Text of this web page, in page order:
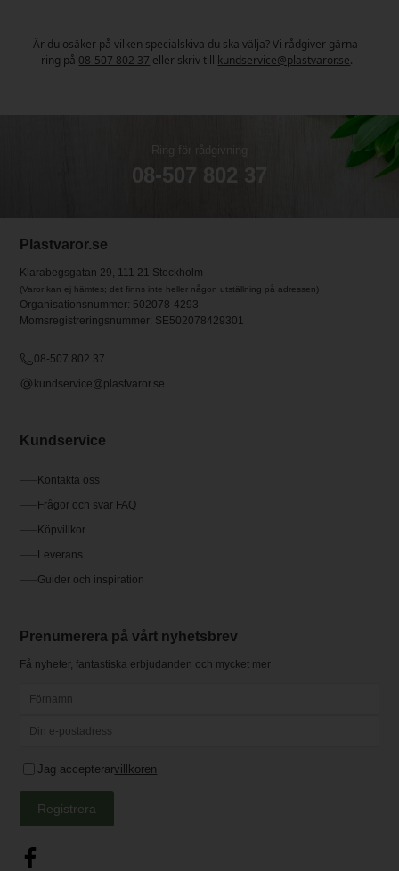
Är du osäker på vilken specialskiva du ska välja? Vi rådgiver gärna
– ring på 08-507 802 37 eller skriv till kundservice@plastvaror.se.
Ring för rådgivning
08-507 802 37
Plastvaror.se
Klarabegsgatan 29, 111 21 Stockholm
(Varor kan ej hämtes; det finns inte heller någon utställning på adressen)
Organisationsnummer: 502078-4293
Momsregistreringsnummer: SE502078429301
08-507 802 37
kundservice@plastvaror.se
Kundservice
Kontakta oss
Frågor och svar FAQ
Köpvillkor
Leverans
Guider och inspiration
Prenumerera på vårt nyhetsbrev
Få nyheter, fantastiska erbjudanden och mycket mer
Jag accepterarvillkoren
Registrera